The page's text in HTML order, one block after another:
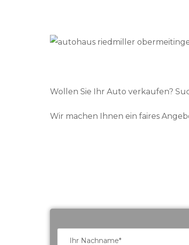
Wollen Sie Ihr Auto verkaufen?
Wir machen Ihnen ein faires